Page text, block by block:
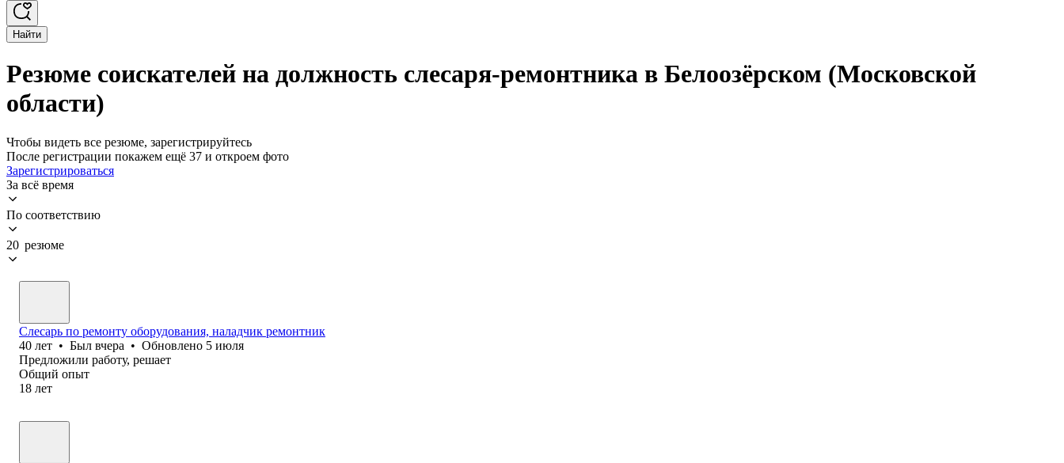
Найти
Резюме соискателей на должность слесаря-ремонтника в Белоозёрском (Московской
области)
Чтобы видеть все резюме, зарегистрируйтесь
После регистрации покажем ещё 37 и откроем фото
Зарегистрироваться
За всё время
По соответствию
20 резюме
Слесарь по ремонту оборудования, наладчик ремонтник
40 лет • Был вчера • Обновлено 5 июля
Предложили работу, решает
Общий опыт
18 лет